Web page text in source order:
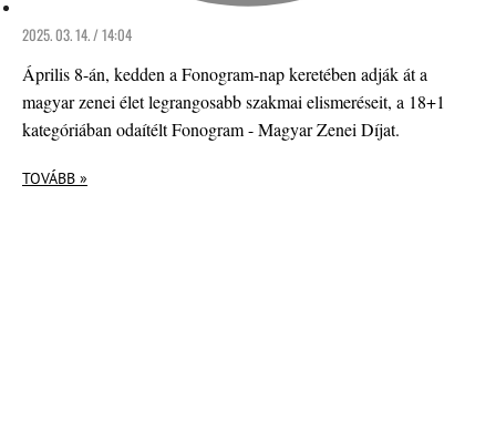
2025. 03. 14. / 14:04
Április 8-án, kedden a Fonogram-nap keretében adják át a
magyar zenei élet legrangosabb szakmai elismeréseit, a 18+1
kategóriában odaítélt Fonogram - Magyar Zenei Díjat.
TOVÁBB »